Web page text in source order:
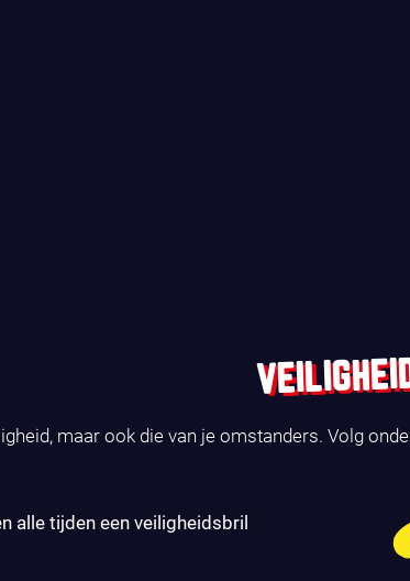
maar ook die van je omstanders. Volg
alle tijden een veiligheidsbril